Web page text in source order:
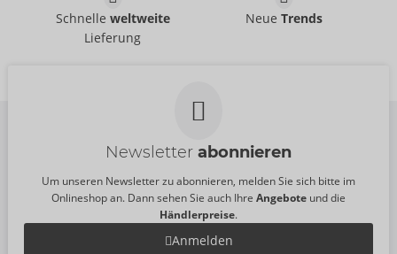
Tester NŌS
07540300000
Tester STRONIC REAL
Schnelle weltweite
Lieferung
NeueTrends
Newsletter abonnieren
Um unseren Newsletter zu abonnieren, melden Sie sich bitte im
Onlineshop an. Dann sehen Sie auch Ihre Angebote und die
Händlerpreise.
Anmelden